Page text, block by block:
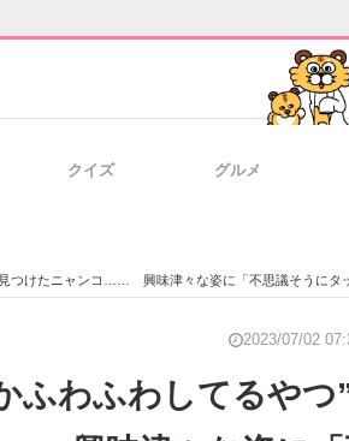
クイズ グルメ
見つけたニャンコ…… 興味津々な姿に「不思議そうにタ
2023/07/02
ふわふわしてるやつ